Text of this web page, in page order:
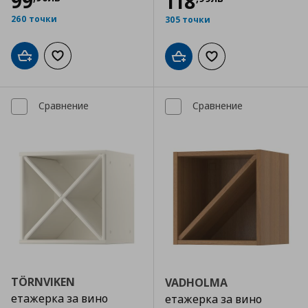
260 точки
Добави в кошницата
Добави към списъка с любими
305 точки
Добави в кошницата
Добави към
Сравнение
TÖRNVIKEN
етажерка за вино
Сравнение
VADHOLMA
етажерка за вино